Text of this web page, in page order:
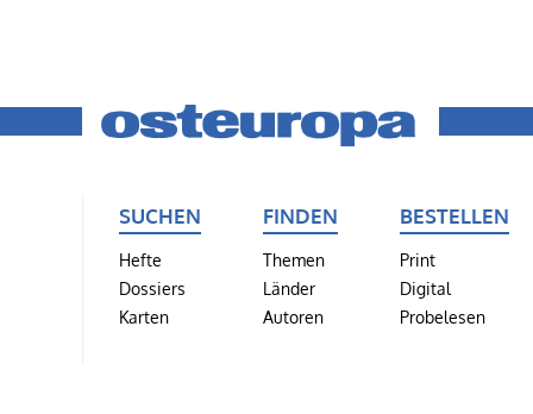
SUCHEN
Hefte
Dossiers
Karten
FINDEN
Themen
Länder
Autoren
BESTELLEN
Print
Digital
Probelesen